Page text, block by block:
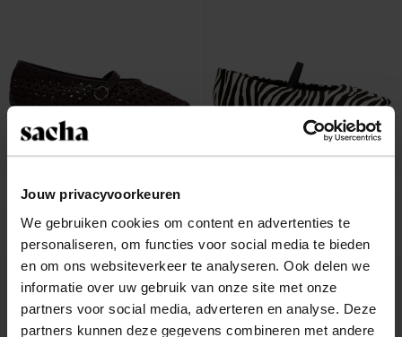
Jouw privacyvoorkeuren
We gebruiken cookies om content en advertenties te
personaliseren, om functies voor social media te bieden
en om ons websiteverkeer te analyseren. Ook delen we
informatie over uw gebruik van onze site met onze
partners voor social media, adverteren en analyse. Deze
partners kunnen deze gegevens combineren met andere
Ballerines tressées - rouge
104.99 126.00
50.40